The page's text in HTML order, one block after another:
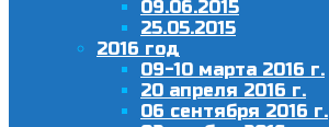
09.06.2015
25.05.2015
2016 год
09-10 марта 2016 г.
20 апреля 2016 г.
06 сентября 2016 г.